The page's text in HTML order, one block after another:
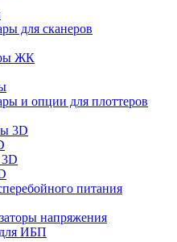
для сканеров
ЖК
и опции для плоттеров
3D
питания
напряжения
ИБП